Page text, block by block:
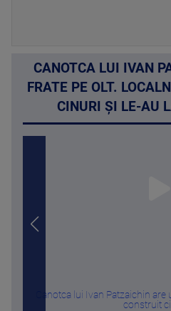
CANOTCA LUI IVAN
FRATE PE OLT.
CINURI ȘI LE-AU
Canotca lui Ivan Patzaichin are
construit